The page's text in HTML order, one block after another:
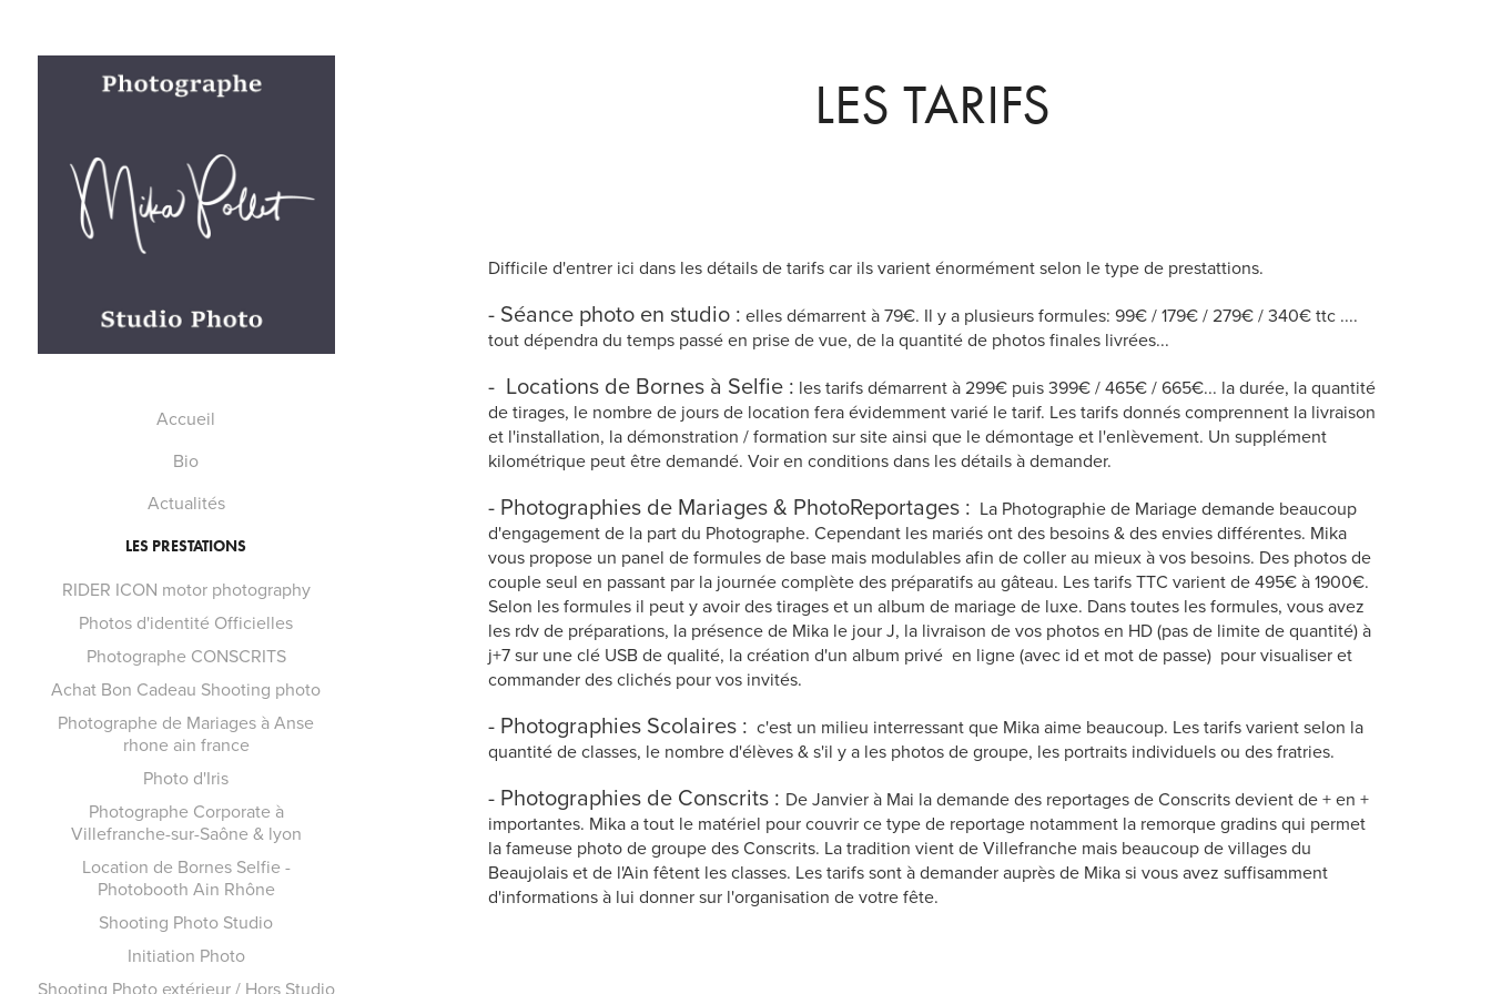
Accueil
Bio
Actualités
LES PRESTATIONS
RIDER ICON motor photography
Photos d'identité Officielles
Photographe CONSCRITS
Achat Bon Cadeau Shooting photo
Photographe de Mariages à Anse
rhone ain france
Photo d'Iris
Photographe Corporate à
Villefranche-sur-Saône & lyon
Location de Bornes Selfie -
Photobooth Ain Rhône
Shooting Photo Studio
Initiation Photo
Shooting Photo extérieur / Hors Studio
LES TARIFS
Difficile d'entrer ici dans les détails de tarifs car ils varient énormément selon le type de prestattions.
- Séance photo en studio : elles démarrent à 79€. Il y a plusieurs formules: 99€ / 179€ / 279€ / 340€ ttc ....
tout dépendra du temps passé en prise de vue, de la quantité de photos finales livrées...
- Locations de Bornes à Selfie : les tarifs démarrent à 299€ puis 399€ / 465€ / 665€... la durée, la quantité
de tirages, le nombre de jours de location fera évidemment varié le tarif. Les tarifs donnés comprennent la livraison
et l'installation, la démonstration / formation sur site ainsi que le démontage et l'enlèvement. Un supplément
kilométrique peut être demandé. Voir en conditions dans les détails à demander.
- Photographies de Mariages & PhotoReportages : La Photographie de Mariage demande beaucoup
d'engagement de la part du Photographe. Cependant les mariés ont des besoins & des envies différentes. Mika
vous propose un panel de formules de base mais modulables afin de coller au mieux à vos besoins. Des photos de
couple seul en passant par la journée complète des préparatifs au gâteau. Les tarifs TTC varient de 495€ à 1900€.
Selon les formules il peut y avoir des tirages et un album de mariage de luxe. Dans toutes les formules, vous avez
les rdv de préparations, la présence de Mika le jour J, la livraison de vos photos en HD (pas de limite de quantité) à
j+7 sur une clé USB de qualité, la création d'un album privé en ligne (avec id et mot de passe) pour visualiser et
commander des clichés pour vos invités.
- Photographies Scolaires : c'est un milieu interressant que Mika aime beaucoup. Les tarifs varient selon la
quantité de classes, le nombre d'élèves & s'il y a les photos de groupe, les portraits individuels ou des fratries.
- Photographies de Conscrits : De Janvier à Mai la demande des reportages de Conscrits devient de + en +
importantes. Mika a tout le matériel pour couvrir ce type de reportage notamment la remorque gradins qui permet
la fameuse photo de groupe des Conscrits. La tradition vient de Villefranche mais beaucoup de villages du
Beaujolais et de l'Ain fêtent les classes. Les tarifs sont à demander auprès de Mika si vous avez suffisamment
d'informations à lui donner sur l'organisation de votre fête.